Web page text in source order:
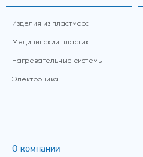
Изделия из пластмасс
Медицинский пластик
Нагревательные системы
Электроника
О компании